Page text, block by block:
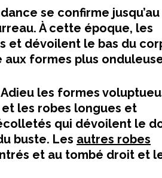
se confirme jusqu’au
À cette époque, les
et dévoilent le bas du
formes plus
les formes
les robes longues et
qui dévoilent le
buste. Les autres robes
et au tombé droit et